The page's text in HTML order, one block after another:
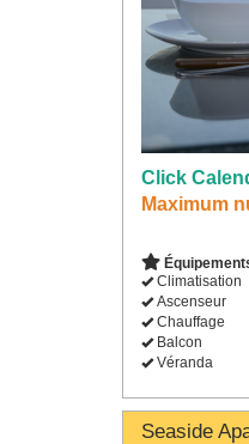
Click
Maximum
Climatisation
Ascenseur
Chauffage
Balcon
Véranda
Seaside